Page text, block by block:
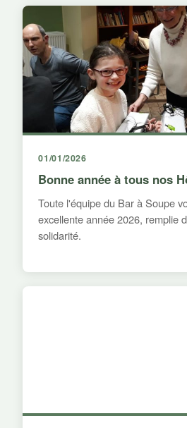
01/01/2026
Bonne année à tous nos
Toute l'équipe du Bar à Soupe
excellente année 2026, remplie
solidarité.